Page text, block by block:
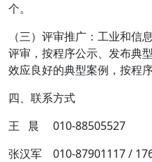
个。
（三）评审推广：工业和信
评审，按程序公示、发布典
效应良好的典型案例，按程
四、联系方式
王 晨 010-88505527
张汉军 010-87901117 /